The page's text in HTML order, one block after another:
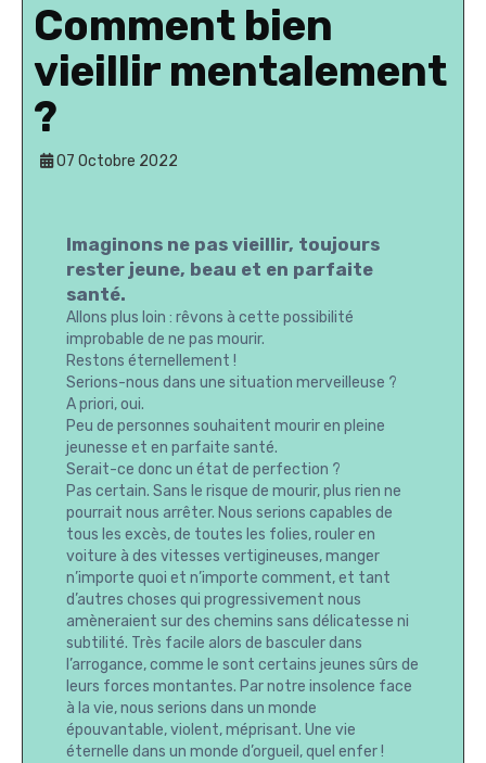
Comment bien
vieillir mentalement
?
07 Octobre 2022
Imaginons ne pas vieillir, toujours
rester jeune, beau et en parfaite
santé.
Allons plus loin : rêvons à cette possibilité
improbable de ne pas mourir.
Restons éternellement !
Serions-nous dans une situation merveilleuse ?
A priori, oui.
Peu de personnes souhaitent mourir en pleine
jeunesse et en parfaite santé.
Serait-ce donc un état de perfection ?
Pas certain. Sans le risque de mourir, plus rien ne
pourrait nous arrêter. Nous serions capables de
tous les excès, de toutes les folies, rouler en
voiture à des vitesses vertigineuses, manger
n’importe quoi et n’importe comment, et tant
d’autres choses qui progressivement nous
amèneraient sur des chemins sans délicatesse ni
subtilité. Très facile alors de basculer dans
l’arrogance, comme le sont certains jeunes sûrs de
leurs forces montantes. Par notre insolence face
à la vie, nous serions dans un monde
épouvantable, violent, méprisant. Une vie
éternelle dans un monde d’orgueil, quel enfer !